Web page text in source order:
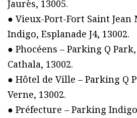
Jaurès, 13005.
● Vieux-Port-Fort Saint Jean
Indigo, Esplanade J4, 13002.
● Phocéens – Parking Q
Cathala, 13002.
● Hôtel de Ville – Parking Q
Verne, 13002.
● Préfecture – Parking